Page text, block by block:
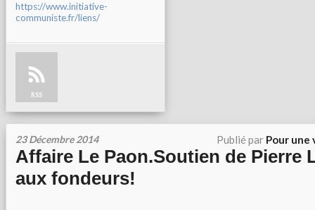
https://www.initiative-
communiste.fr/liens/
RSS
23 Décembre 2014 Publié par Pour une
Affaire Le Paon.Soutien de Pierre
aux fondeurs!